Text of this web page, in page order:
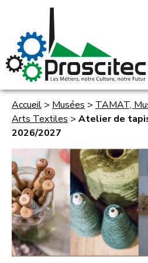
Accueil > Musées > TAMAT,
Arts Textiles > Atelier de
2026/2027